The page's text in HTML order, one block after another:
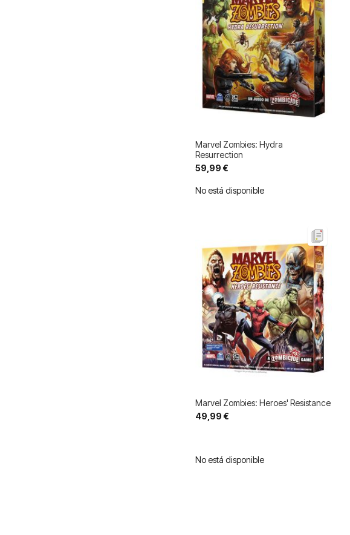
Marvel Zombies: Hydra
Resurrection
59,99 €
No está disponible
Marvel Zombies: Heroes' Resistance
49,99 €
No está disponible